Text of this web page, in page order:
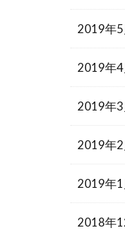
2019年5
2019年4
2019年3
2019年2
2019年1
2018年